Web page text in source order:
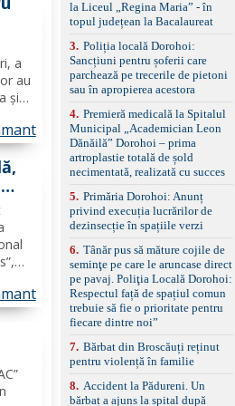
a
au
și
și
împreună cu un set de
anvelope de iarnă.
la Liceul „Regina Maria” - în
topul județean la Bacalaureat
3. Poliția locală Dorohoi:
Sancțiuni pentru șoferii care
parchează pe trecerile de pietoni
sau în apropierea acestora
4. Premieră medicală la Spitalul
Municipal „Academician Leon
Dănăilă” Dorohoi – prima
artroplastie totală de șold
necimentată, realizată cu succes
5. Primăria Dorohoi: Anunț
privind execuția lucrărilor de
dezinsecție în spațiile verzi
6. Tânăr pus să măture cojile de
seminţe pe care le aruncase direct
pe pavaj. Poliţia Locală Dorohoi:
Respectul față de spațiul comun
trebuie să fie o prioritate pentru
fiecare dintre noi”
7. Bărbat din Broscăuți reținut
pentru violență în familie
8. Accident la Pădureni. Un
bărbat a ajuns la spital după